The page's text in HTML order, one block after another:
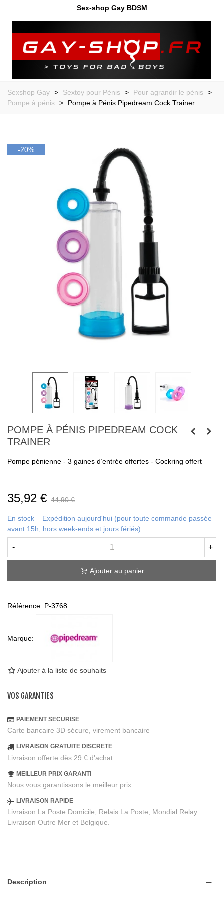
Sex-shop Gay BDSM
Sexshop Gay > Sextoy pour Pénis > Pour agrandir le pénis
>
Pompe à pénis
> Pompe à Pénis Pipedream Cock Trainer
-20%
POMPE À PÉNIS PIPEDREAM COCK
TRAINER
Pompe pénienne - 3 gaines d’entrée offertes - Cockring offert
35,92 € 44,90 €
En stock – Expédition aujourd'hui (pour toute commande passée
avant 15h, hors week-ends et jours fériés)
- +
Ajouter au panier
Référence: P-3768
Marque:
Ajouter à la liste de souhaits
VOS GARANTIES
PAIEMENT SECURISE
Carte bancaire 3D sécure, virement bancaire
LIVRAISON GRATUITE DISCRETE
Livraison offerte dès 29 € d'achat
MEILLEUR PRIX GARANTI
Nous vous garantissons le meilleur prix
LIVRAISON RAPIDE
Livraison La Poste Domicile, Relais La Poste, Mondial Relay.
Livraison Outre Mer et Belgique.
Description